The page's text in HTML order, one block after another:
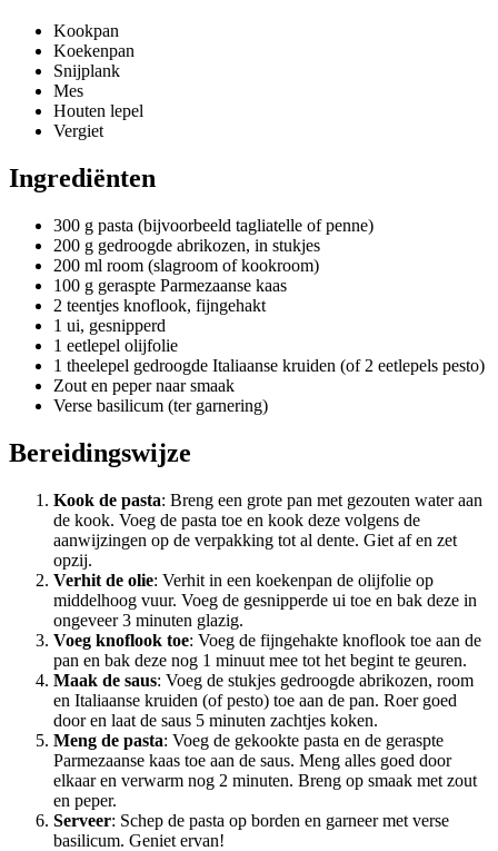
Kookpan
Koekenpan
Snijplank
Mes
Houten lepel
Vergiet
Ingrediënten
300 g pasta (bijvoorbeeld tagliatelle of penne)
200 g gedroogde abrikozen, in stukjes
200 ml room (slagroom of kookroom)
100 g geraspte Parmezaanse kaas
2 teentjes knoflook, fijngehakt
1 ui, gesnipperd
1 eetlepel olijfolie
1 theelepel gedroogde Italiaanse kruiden (of 2 eetlepels pesto)
Zout en peper naar smaak
Verse basilicum (ter garnering)
Bereidingswijze
Kook de pasta: Breng een grote pan met gezouten water aan
de kook. Voeg de pasta toe en kook deze volgens de
aanwijzingen op de verpakking tot al dente. Giet af en zet
opzij.
Verhit de olie: Verhit in een koekenpan de olijfolie op
middelhoog vuur. Voeg de gesnipperde ui toe en bak deze in
ongeveer 3 minuten glazig.
Voeg knoflook toe: Voeg de fijngehakte knoflook toe aan de
pan en bak deze nog 1 minuut mee tot het begint te geuren.
Maak de saus: Voeg de stukjes gedroogde abrikozen, room
en Italiaanse kruiden (of pesto) toe aan de pan. Roer goed
door en laat de saus 5 minuten zachtjes koken.
Meng de pasta: Voeg de gekookte pasta en de geraspte
Parmezaanse kaas toe aan de saus. Meng alles goed door
elkaar en verwarm nog 2 minuten. Breng op smaak met zout
en peper.
Serveer: Schep de pasta op borden en garneer met verse
basilicum. Geniet ervan!